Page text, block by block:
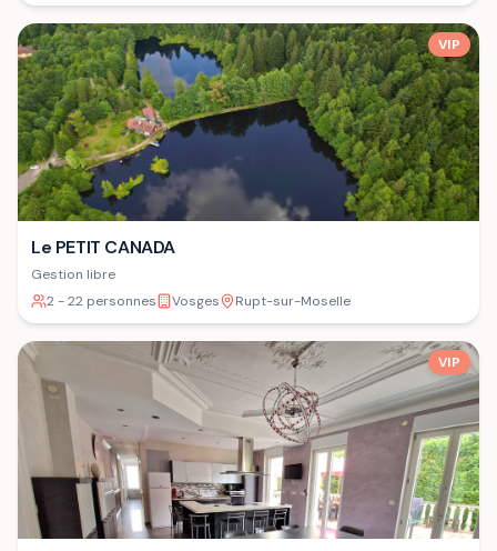
VIP
Le PETIT CANADA
Gestion libre
2 - 22 personnes
Vosges Rupt-sur-Moselle
VIP